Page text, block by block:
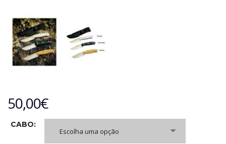
50,00€
CABO:
Escolha uma opção